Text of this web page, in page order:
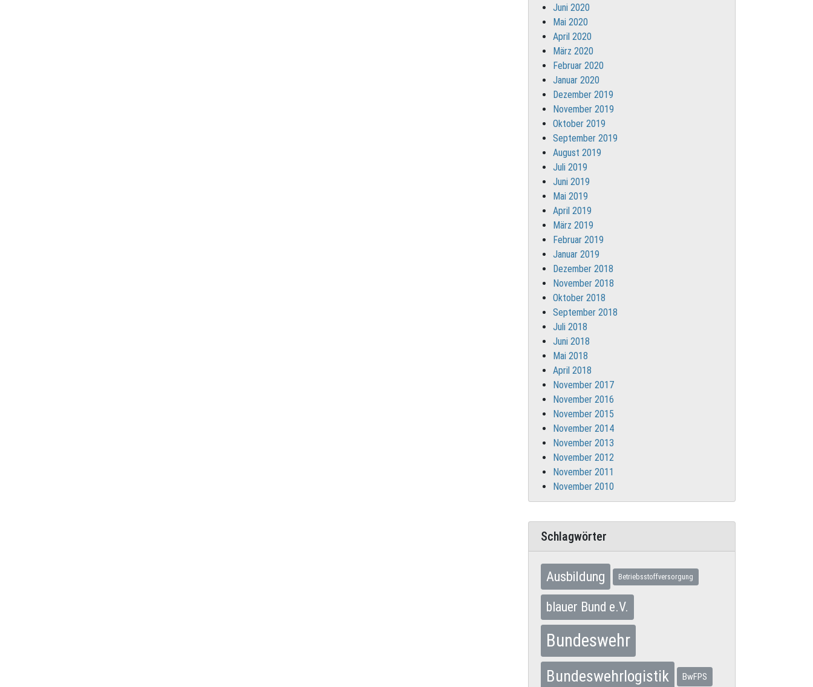
Juni 2020
Mai 2020
April 2020
März 2020
Februar 2020
Januar 2020
Dezember 2019
November 2019
Oktober 2019
September 2019
August 2019
Juli 2019
Juni 2019
Mai 2019
April 2019
März 2019
Februar 2019
Januar 2019
Dezember 2018
November 2018
Oktober 2018
September 2018
Juli 2018
Juni 2018
Mai 2018
April 2018
November 2017
November 2016
November 2015
November 2014
November 2013
November 2012
November 2011
November 2010
Schlagwörter
Ausbildung Betriebsstoffversorgung
blauer Bund e.V.
Bundeswehr
Bundeswehrlogistik BwFPS